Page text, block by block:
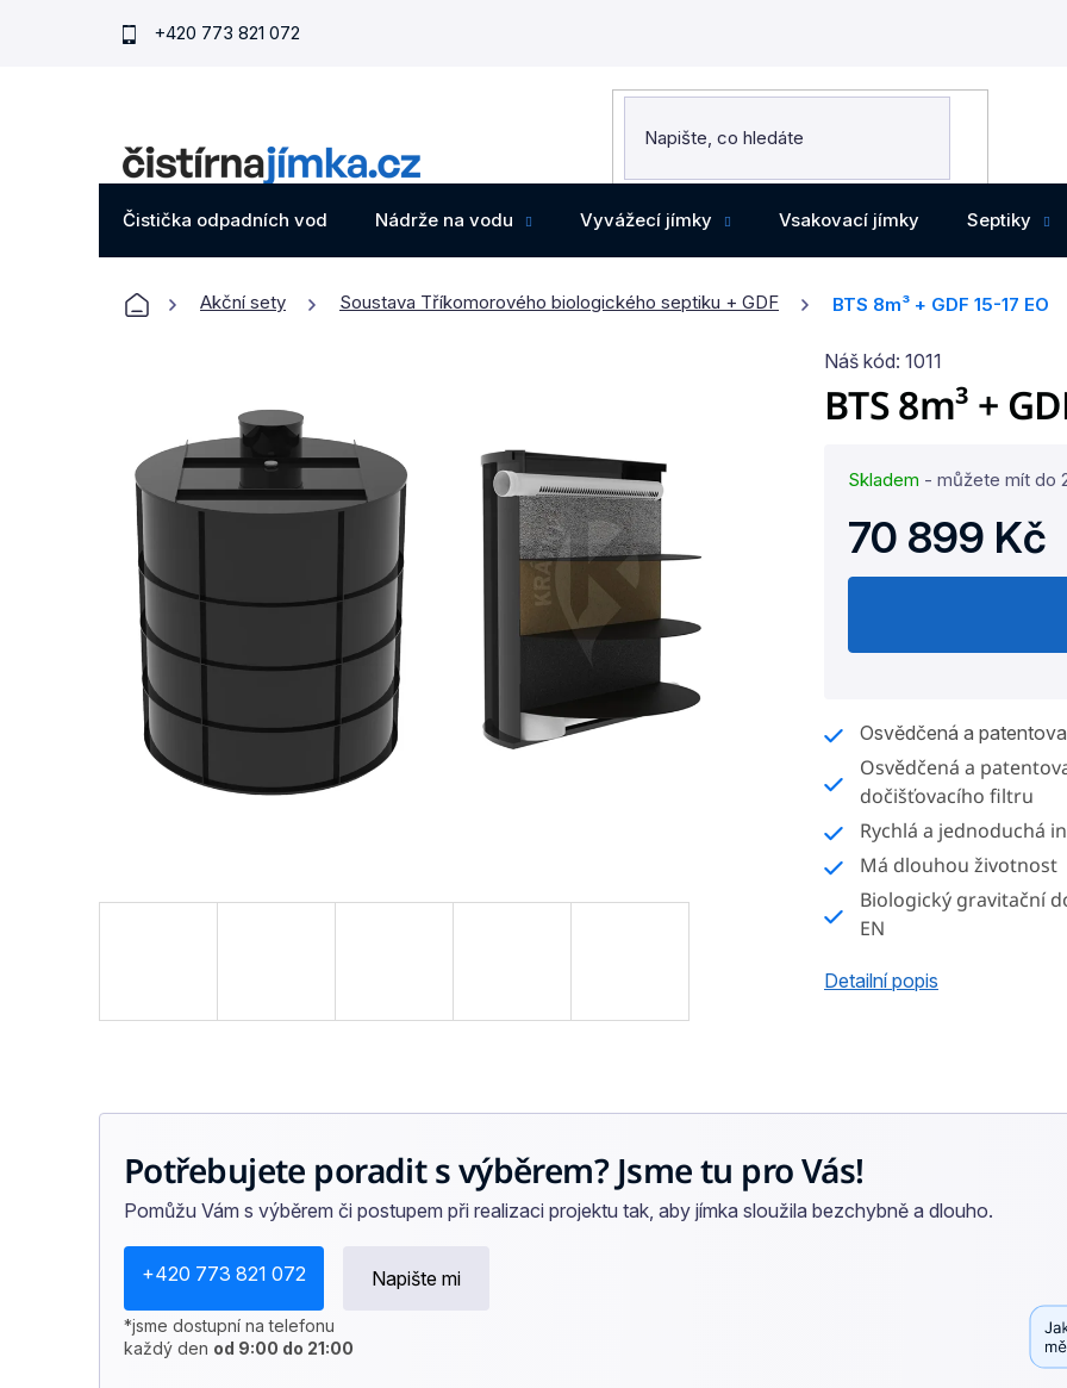
+420 773 821 072
Čistička odpadních vod Nádrže na vodu Vyvážecí jímky Vsakovací jímky Septiky
Domů Akční sety Soustava Tříkomorového biologického septiku + GDF BTS 8m³ + GDF 15-17 EO
Náš kód: 1011
BTS 8m³ +
Skladem - můžete mít do
70 899 Kč
Osvědčená a
Osvědčená a
dočišťovacího filtru
Rychlá a jednoduchá
Má dlouhou životnost
Biologický gravitační
EN
Detailní popis
Potřebujete poradit s výběrem? Jsme tu pro Vás!
Pomůžu Vám s výběrem či postupem při realizaci projektu tak, aby jímka sloužila bezchybně a dlouho.
+420 773 821 072 Napište mi
*jsme dostupní na telefonu
každý den od 9:00 do 21:00